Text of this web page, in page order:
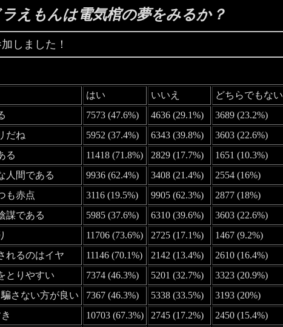
ラえもんは電気棺の夢をみるか？
しました！
はい いいえ
どちらでもない
7573 (47.6%) 4636 (29.1%)
3689 (23.2%)
だね
5952 (37.4%) 6343 (39.8%)
3603 (22.6%)
る
11418 (71.8%) 2829 (17.7%)
1651 (10.3%)
人間である
9936 (62.4%) 3408 (21.4%)
2554 (16%)
も赤点
3116 (19.5%) 9905 (62.3%)
2877 (18%)
謀である
5985 (37.6%) 6310 (39.6%)
3603 (22.6%)
11706 (73.6%) 2725 (17.1%)
1467 (9.2%)
れるのはイヤ
11146 (70.1%) 2142 (13.4%)
2610 (16.4%)
とりやすい
7374 (46.3%) 5201 (32.7%)
3323 (20.9%)
さない方が良い
7367 (46.3%) 5338 (33.5%)
3193 (20%)
10703 (67.3%) 2745 (17.2%)
2450 (15.4%)